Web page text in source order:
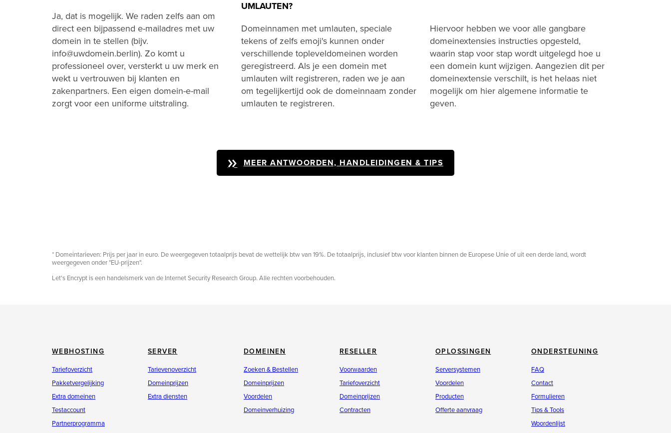
Ja, dat is mogelijk. We raden zelfs aan om
direct een bijpassend e-mailadres met uw
domein in te stellen (bijv.
info@uwdomein.berlin). Zo komt u
professioneel over, versterkt u uw merk en
wekt u vertrouwen bij klanten en
zakenpartners. Een eigen domein-e-mail
zorgt voor een uniforme uitstraling.
UMLAUTEN?
Domeinnamen met umlauten, speciale
tekens of zelfs emoji's kunnen onder
verschillende topleveldomeinen worden
geregistreerd. Als je een domein met
umlauten wilt registreren, raden we je aan
om tegelijkertijd ook de domeinnaam zonder
umlauten te registreren.
Hiervoor hebben we voor alle gangbare
domeinextensies instructies opgesteld,
waarin stap voor stap wordt uitgelegd hoe u
een domein kunt wijzigen. Aangezien dit per
domeinextensie verschilt, is het helaas niet
mogelijk om hier algemene informatie te
geven.
MEER ANTWOORDEN, HANDLEIDINGEN & TIPS
* Domeintarieven: Prijs per jaar in euro. De weergegeven totaalprijs bevat de wettelijk btw van 19%. De totaalprijs, inclusief btw voor klanten binnen de Europese Unie of uit een derde land, wordt
weergegeven onder "EU-prijzen".
Let's Encrypt is een handelsmerk van de Internet Security Research Group. Alle rechten voorbehouden.
WEBHOSTING
Tariefoverzicht
Pakketvergelijking
Extra domeinen
Testaccount
Partnerprogramma
SERVER
Tarievenoverzicht
Domeinprijzen
Extra diensten
DOMEINEN
Zoeken & Bestellen
Domeinprijzen
Voordelen
Domeinverhuizing
RESELLER
Voorwaarden
Tariefoverzicht
Domeinprijzen
Contracten
OPLOSSINGEN
Serversystemen
Voordelen
Producten
Offerte aanvraag
ONDERSTEUNING
FAQ
Contact
Formulieren
Tips & Tools
Woordenlijst